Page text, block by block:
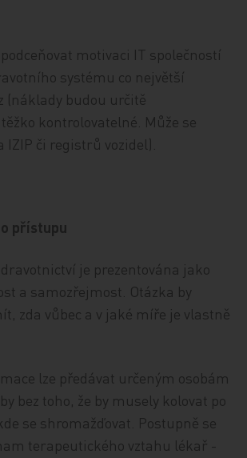
motivaci IT společností
systému co největší
(náklady budou určitě
kontrolovatelné. Může se
IZIP či registrů vozidel).
přístupu
je prezentována jako
a samozřejmost. Otázka by
zda vůbec a v jaké míře je vlastně
lze předávat určeným osobám
bez toho, že by musely kolovat po
se shromažďovat. Postupně se
terapeutického vztahu lékař -